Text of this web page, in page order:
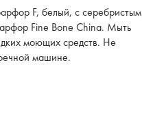
F, белый, с серебристым
Fine Bone China. Мыть
моющих средств. Не
машине.